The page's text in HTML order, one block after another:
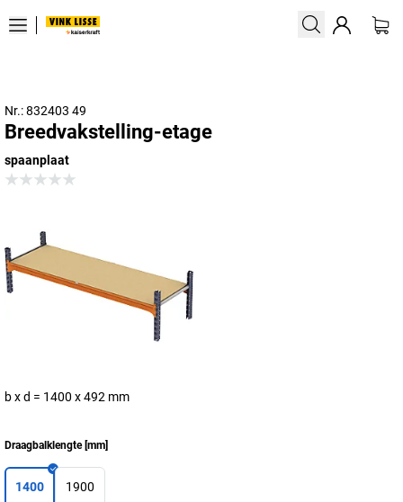
Nr.: 832403 49
Breedvakstelling-etage
spaanplaat
b x d = 1400 x 492 mm
Draagbalklengte[mm]
1400 1900